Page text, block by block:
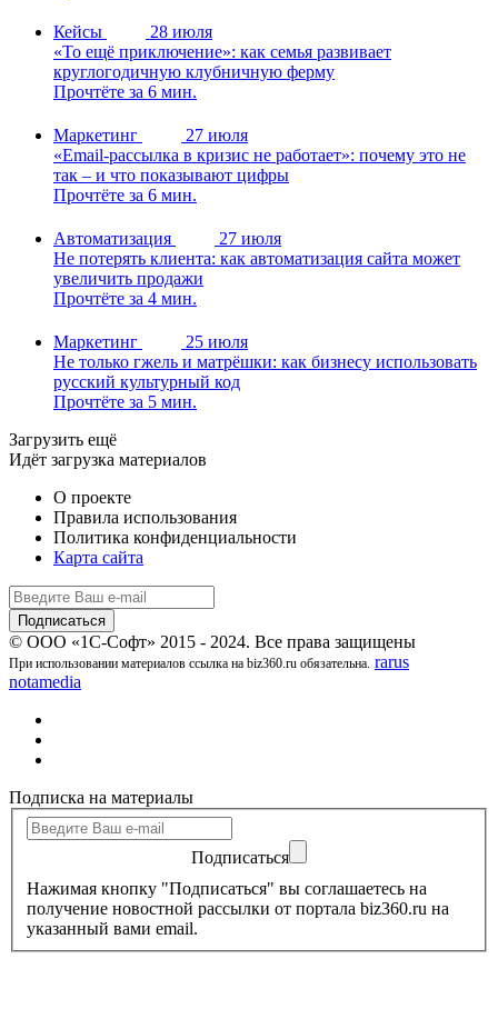
Кейсы
28 июля
«То ещё приключение»: как семья развивает
круглогодичную клубничную ферму
Прочтёте за 6 мин.
Маркетинг
27 июля
«Email-рассылка в кризис не работает»: почему это не
так – и что показывают цифры
Прочтёте за 6 мин.
Автоматизация
27 июля
Не потерять клиента: как автоматизация сайта может
увеличить продажи
Прочтёте за 4 мин.
Маркетинг
25 июля
Не только гжель и матрёшки: как бизнесу использовать
русский культурный код
Прочтёте за 5 мин.
Загрузить ещё
Идёт загрузка материалов
О проекте
Правила использования
Политика конфиденциальности
Карта сайта
© ООО «1С-Софт» 2015 - 2024. Все права защищены
При использовании материалов ссылка на biz360.ru обязательна. rarus
notamedia
Подписка на материалы
Подписаться
Нажимая кнопку "Подписаться" вы соглашаетесь на
получение новостной рассылки от портала biz360.ru на
указанный вами email.